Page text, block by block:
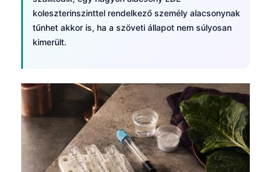
koleszterinszinttel rendelkező személy alacsonynak
tűnhet akkor is, ha a szöveti állapot nem súlyosan
kimerült.
Afrikaans
Монгол
ພາສາລາວ
Basa Jawa
Кыргызча
Татар теле